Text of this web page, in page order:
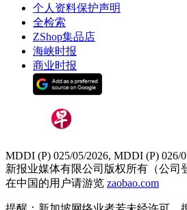
个人资料保护声明
全检索
ZShop集品店
海峡时报
商业时报
MDDI (P) 025/05/2026, MDDI (P) 026/
新报业媒体有限公司版权所有（公司
在中国的用户请游览 zaobao.com